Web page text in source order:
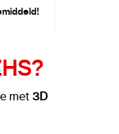
met 3D